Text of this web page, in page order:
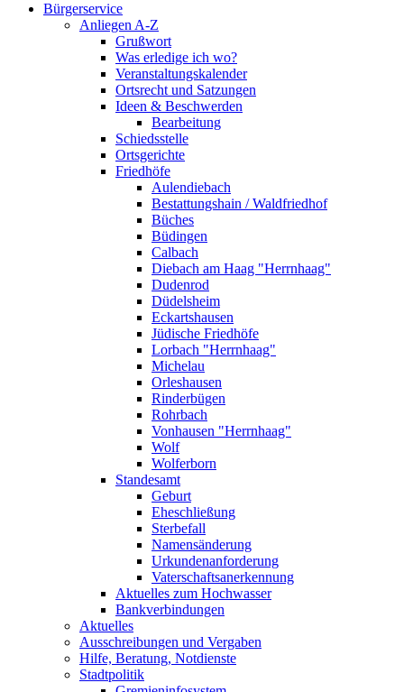
Bürgerservice
Anliegen A-Z
Grußwort
Was erledige ich wo?
Veranstaltungskalender
Ortsrecht und Satzungen
Ideen & Beschwerden
Bearbeitung
Schiedsstelle
Ortsgerichte
Friedhöfe
Aulendiebach
Bestattungshain / Waldfriedhof
Büches
Büdingen
Calbach
Diebach am Haag "Herrnhaag"
Dudenrod
Düdelsheim
Eckartshausen
Jüdische Friedhöfe
Lorbach "Herrnhaag"
Michelau
Orleshausen
Rinderbügen
Rohrbach
Vonhausen "Herrnhaag"
Wolf
Wolferborn
Standesamt
Geburt
Eheschließung
Sterbefall
Namensänderung
Urkundenanforderung
Vaterschaftsanerkennung
Aktuelles zum Hochwasser
Bankverbindungen
Aktuelles
Ausschreibungen und Vergaben
Hilfe, Beratung, Notdienste
Stadtpolitik